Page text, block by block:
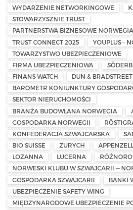
WYDARZENIE NETWORKINGOWE
STOWARZYSZNIE TRUST
PARTNERSTWA BIZNESOWE NORWEGIA
TRUST CONNECT 2025
YOUPLUS –
TOWARZYSTWO UBEZPIECZENIOWE
FIRMA UBEZPIECZENIOWA
FINANS WATCH
DUN &
BAROMETR KONIUNKTURY
SEKTOR NIERUCHOMOŚCI
BRANŻA BUDOWLANA NORWEGIA
GOSPODARKA NORWEGII
KONFEDERACJA SZWAJCARSKA
BIO SUISSE
ZURYCH APPENZELL
LOZANNA
LUCERNA
NORWESKI KLUBU W SZWAJCARII —
GOSPODARKA SZWAJCARII
BANKI
UBEZPIECZENIE SAFETY WING
MIĘDZYNARODOWE UBEZPIECZENIE